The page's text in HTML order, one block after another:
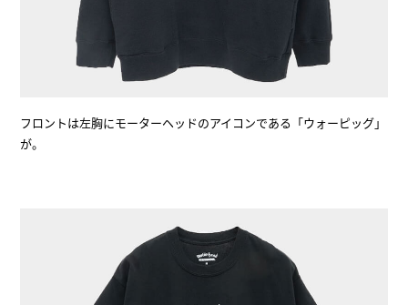
フロントは左胸にモーターヘッドのアイコンである「ウォーピッグ」
が。